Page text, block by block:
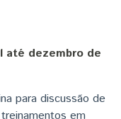
até dezembro de
para discussão de